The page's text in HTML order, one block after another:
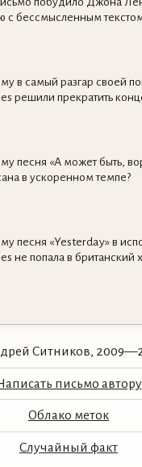
с бессмысленным
в самый разгар своей
решили прекратить
песня «А может быть,
в ускоренном темпе?
песня «Yesterday» в
не попала в британский
Ситников,
письмо автору
Облако меток
Случайный факт